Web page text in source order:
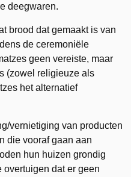
deegwaren.
brood dat gemaakt is van
de ceremoniële
geen vereiste, maar
(zowel religieuze als
het alternatief
vernietiging van producten
die vooraf gaan aan
hun huizen grondig
overtuigen dat er geen